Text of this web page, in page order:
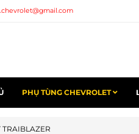
PHỤ TÙNG CHEVROLET
TRAIBLAZER